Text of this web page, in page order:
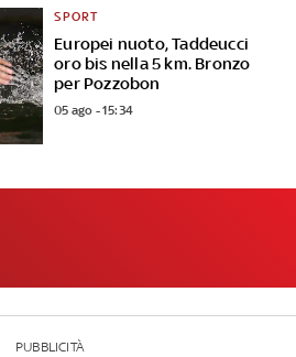
Europei nuoto, Taddeucci
oro bis nella 5 km. Bronzo
per Pozzobon
SPORT
05 ago - 15:34
PUBBLICITÀ